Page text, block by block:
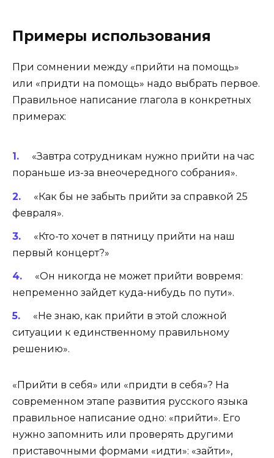
Примеры использования
При сомнении между «прийти на помощь»
или «придти на помощь» надо выбрать первое.
Правильное написание глагола в конкретных
примерах:
«Завтра сотрудникам нужно прийти на час
пораньше из-за внеочередного собрания».
«Как бы не забыть прийти за справкой 25
февраля».
«Кто-то хочет в пятницу прийти на наш
первый концерт?»
«Он никогда не может прийти вовремя:
непременно зайдет куда-нибудь по пути».
«Не знаю, как прийти в этой сложной
ситуации к единственному правильному
решению».
«Прийти в себя» или «придти в себя»? На
современном этапе развития русского языка
правильное написание одно: «прийти». Его
нужно запомнить или проверять другими
приставочными формами «идти»: «зайти»,